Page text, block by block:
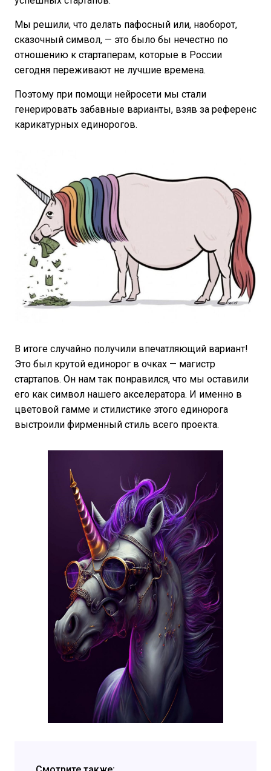
Мы решили, что делать пафосный или, наоборот,
сказочный символ, — это было бы нечестно по
отношению к стартаперам, которые в России
сегодня переживают не лучшие времена.
Поэтому при помощи нейросети мы стали
генерировать забавные варианты, взяв за референс
карикатурных единорогов.
В итоге случайно получили впечатляющий вариант!
Это был крутой единорог в очках — магистр
стартапов. Он нам так понравился, что мы оставили
его как символ нашего акселератора. И именно в
цветовой гамме и стилистике этого единорога
выстроили фирменный стиль всего проекта.